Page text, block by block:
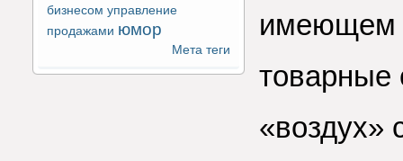
бизнесом управление
продажами юмор
Мета теги
имеющем
товарные
«воздух»